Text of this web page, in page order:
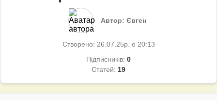
Автор: Євген
Створено: 26.07.25р. о 20:13
Підписників: 0
Статей: 19